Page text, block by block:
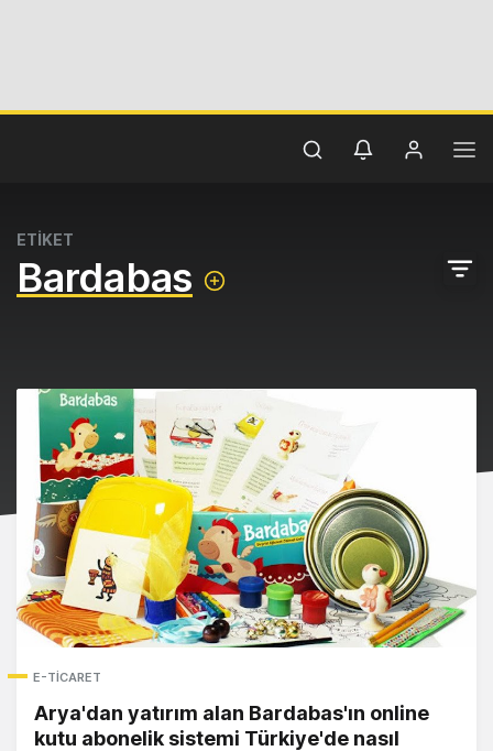
ETİKET
Bardabas
E-TICARET
Arya'dan yatırım alan Bardabas'ın online
kutu abonelik sistemi Türkiye'de nasıl